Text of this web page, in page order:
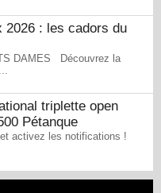
2026 : les cadors du
DAMES Découvrez la
triplette open
Pétanque
activez les notifications !